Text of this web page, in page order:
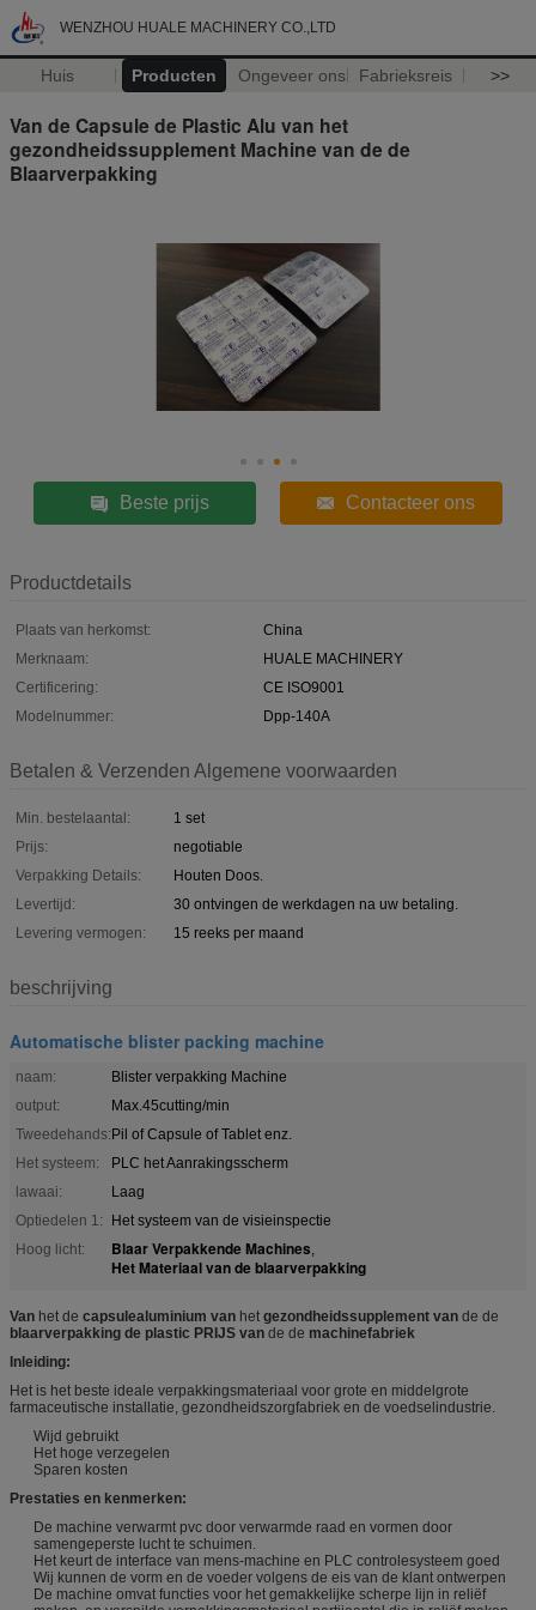
WENZHOU HUALE MACHINERY CO.,LTD
Huis Producten Ongeveer ons Fabrieksreis >>
Van de Capsule de Plastic Alu van het
gezondheidssupplement Machine van de de
Blaarverpakking
Beste prijs Contacteer ons
Productdetails
Plaats van herkomst:
China
Merknaam:
HUALE MACHINERY
Certificering:
CE ISO9001
Modelnummer:
Dpp-140A
Betalen & Verzenden Algemene voorwaarden
Min. bestelaantal:
1 set
Prijs:
negotiable
Verpakking Details:
Houten Doos.
Levertijd:
30 ontvingen de werkdagen na uw betaling.
Levering vermogen:
15 reeks per maand
beschrijving
Automatische blister packing machine
naam:
Blister verpakking Machine
output:
Max.45cutting/min
Tweedehands:Pil of Capsule of Tablet enz.
Het systeem:
PLC het Aanrakingsscherm
lawaai:
Laag
Optiedelen 1:
Het systeem van de visieinspectie
Hoog licht:
Blaar Verpakkende Machines,
Het Materiaal van de blaarverpakking
Van het de capsulealuminium van het gezondheidssupplement van de de
blaarverpakking de plastic PRIJS van de de machinefabriek
Inleiding:
Het is het beste ideale verpakkingsmateriaal voor grote en middelgrote
farmaceutische installatie, gezondheidszorgfabriek en de voedselindustrie.
Wijd gebruikt
Het hoge verzegelen
Sparen kosten
Prestaties en kenmerken:
De machine verwarmt pvc door verwarmde raad en vormen door
samengeperste lucht te schuimen.
Het keurt de interface van mens-machine en PLC controlesysteem goed
Wij kunnen de vorm en de voeder volgens de eis van de klant ontwerpen
De machine omvat functies voor het gemakkelijke scherpe lijn in reliëf